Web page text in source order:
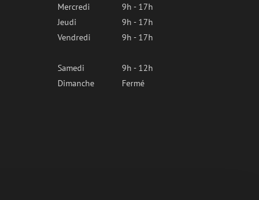
Mercredi
9h - 17h
Jeudi
9h - 17h
Vendredi
9h - 17h
Samedi
9h - 12h
Dimanche
Fermé